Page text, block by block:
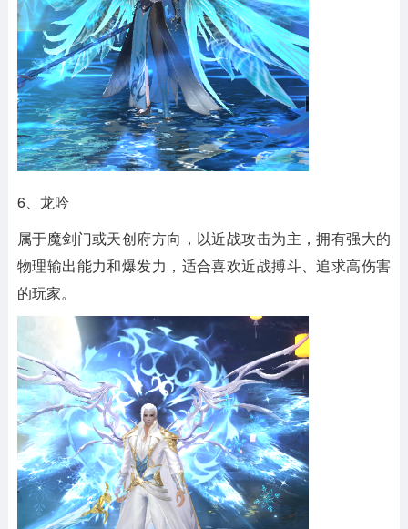
6、龙吟
属于魔剑门或天创府方向，以近战攻击为主，拥有强大的
物理输出能力和爆发力，适合喜欢近战搏斗、追求高伤害
的玩家。